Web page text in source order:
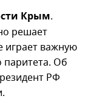
Крым.
решает
играет важную
паритета. Об
РФ